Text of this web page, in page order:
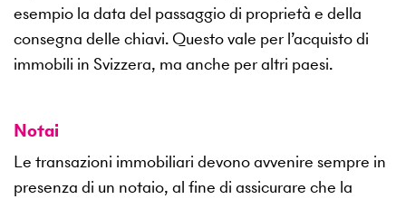
esempio la data del passaggio di proprietà e della
consegna delle chiavi. Questo vale per l’acquisto di
immobili in Svizzera, ma anche per altri paesi.
Notai
Le transazioni immobiliari devono avvenire sempre in
presenza di un notaio, al fine di assicurare che la